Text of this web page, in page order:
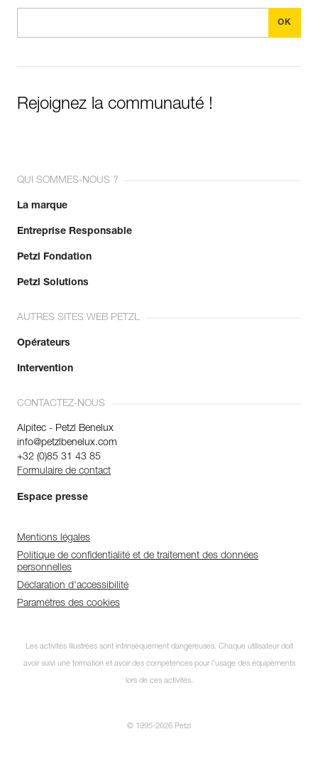
Rejoignez la communauté !
QUI SOMMES-NOUS ?
La marque
Entreprise Responsable
Petzl Fondation
Petzl Solutions
AUTRES SITES WEB PETZL
Opérateurs
Intervention
CONTACTEZ-NOUS
Alpitec - Petzl Benelux
info@petzlbenelux.com
+32 (0)85 31 43 85
Formulaire de contact
Espace presse
Mentions légales
Politique de confidentialité et de traitement des données
personnelles
Déclaration d'accessibilité
Paramètres des cookies
Les activités illustrées sont intrinsèquement dangereuses. Chaque utilisateur doit
avoir suivi une formation et avoir des compétences pour l’usage des équipements
lors de ces activités.
© 1995-2026 Petzl